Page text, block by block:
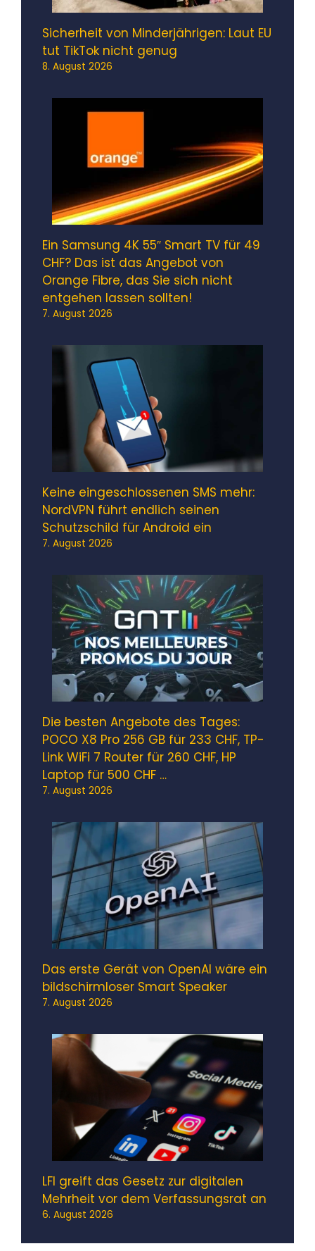
Sicherheit von Minderjährigen: Laut EU
tut TikTok nicht genug
8. August 2026
Ein Samsung 4K 55″ Smart TV für 49
CHF? Das ist das Angebot von
Orange Fibre, das Sie sich nicht
entgehen lassen sollten!
7. August 2026
Keine eingeschlossenen SMS mehr:
NordVPN führt endlich seinen
Schutzschild für Android ein
7. August 2026
Die besten Angebote des Tages:
POCO X8 Pro 256 GB für 233 CHF, TP-
Link WiFi 7 Router für 260 CHF, HP
Laptop für 500 CHF …
7. August 2026
Das erste Gerät von OpenAI wäre ein
bildschirmloser Smart Speaker
7. August 2026
LFI greift das Gesetz zur digitalen
Mehrheit vor dem Verfassungsrat an
6. August 2026